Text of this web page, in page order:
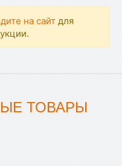
на сайт для
ТОВАРЫ